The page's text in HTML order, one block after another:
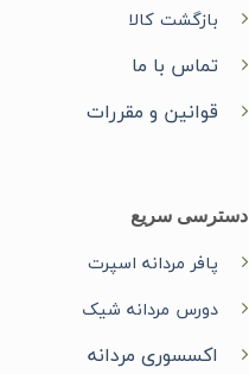
بازگشت کالا
تماس با ما
قوانین و مقررات
دسترسی سریع
پافر مردانه اسپرت
دورس مردانه شیک
اکسسوری مردانه